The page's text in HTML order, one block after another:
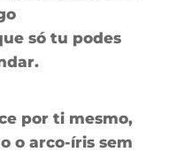
só tu podes
por ti mesmo,
o arco-íris sem